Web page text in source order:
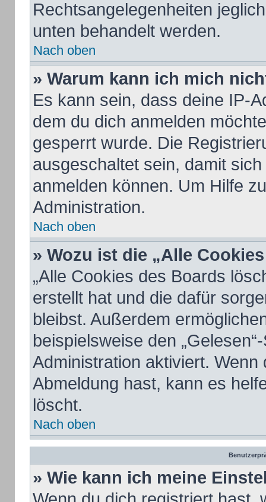
Rechtsangelegenheiten
unten behandelt werden.
Nach oben
» Warum kann ich mich
Es kann sein, dass deine IP-
dem du dich anmelden
gesperrt wurde. Die
ausgeschaltet sein, damit
anmelden können. Um Hilfe
Administration.
Nach oben
» Wozu ist die „Alle
„Alle Cookies des Boards
erstellt hat und die dafür
bleibst. Außerdem
beispielsweise den
Administration aktiviert.
Abmeldung hast, kann es
löscht.
Nach oben
» Wie kann ich meine